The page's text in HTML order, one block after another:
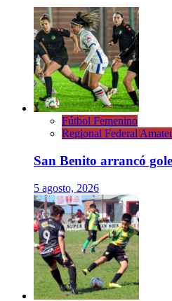
Fútbol Femenino
Regional Federal
San Benito arrancó
5 agosto, 2026